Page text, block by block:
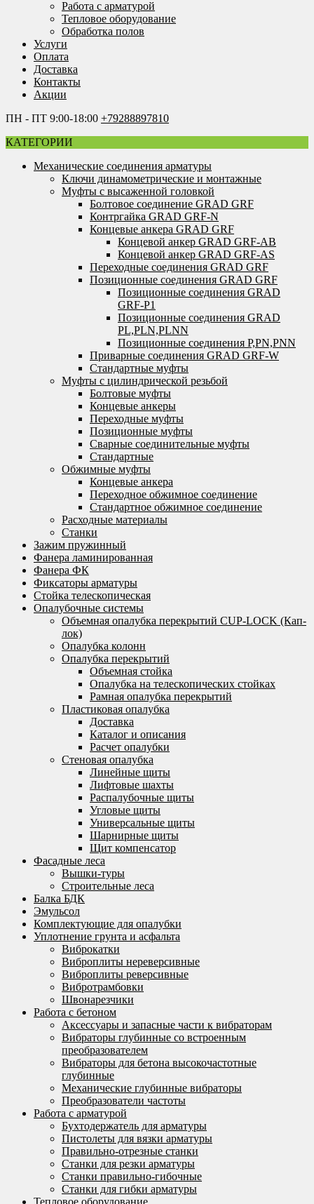
Работа с арматурой
Тепловое оборудование
Обработка полов
Услуги
Оплата
Доставка
Контакты
Акции
ПН - ПТ 9:00-18:00 +79288897810
КАТЕГОРИИ
Механические соединения арматуры
Ключи динамометрические и монтажные
Муфты с высаженной головкой
Болтовое соединение GRAD GRF
Контргайка GRAD GRF-N
Концевые анкера GRAD GRF
Концевой анкер GRAD GRF-AB
Концевой анкер GRAD GRF-AS
Переходные соединения GRAD GRF
Позиционные соединения GRAD GRF
Позиционные соединения GRAD
GRF-P1
Позиционные соединения GRAD
PL,PLN,PLNN
Позиционные соединения P,PN,PNN
Приварные соединения GRAD GRF-W
Стандартные муфты
Муфты с цилиндрической резьбой
Болтовые муфты
Концевые анкеры
Переходные муфты
Позиционные муфты
Сварные соединительные муфты
Стандартные
Обжимные муфты
Концевые анкера
Переходное обжимное соединение
Стандартное обжимное соединение
Расходные материалы
Станки
Зажим пружинный
Фанера ламинированная
Фанера ФК
Фиксаторы арматуры
Стойка телескопическая
Опалубочные системы
Объемная опалубка перекрытий CUP-LOCK (Кап-
лок)
Опалубка колонн
Опалубка перекрытий
Объемная стойка
Опалубка на телескопических стойках
Рамная опалубка перекрытий
Пластиковая опалубка
Доставка
Каталог и описания
Расчет опалубки
Стеновая опалубка
Линейные щиты
Лифтовые шахты
Распалубочные щиты
Угловые щиты
Универсальные щиты
Шарнирные щиты
Щит компенсатор
Фасадные леса
Вышки-туры
Строительные леса
Балка БДК
Эмульсол
Комплектующие для опалубки
Уплотнение грунта и асфальта
Виброкатки
Виброплиты нереверсивные
Виброплиты реверсивные
Вибротрамбовки
Швонарезчики
Работа с бетоном
Аксессуары и запасные части к вибраторам
Вибраторы глубинные со встроенным
преобразователем
Вибраторы для бетона высокочастотные
глубинные
Механические глубинные вибраторы
Преобразователи частоты
Работа с арматурой
Бухтодержатель для арматуры
Пистолеты для вязки арматуры
Правильно-отрезные станки
Станки для резки арматуры
Станки правильно-гибочные
Станки для гибки арматуры
Тепловое оборудование